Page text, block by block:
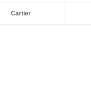
Cartier